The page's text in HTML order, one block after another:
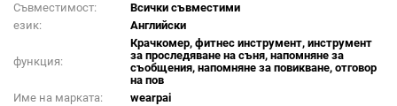
Съвместимост:
Всички съвместими
език:
Английски
функция:
Крачкомер, фитнес инструмент, инструмент
за проследяване на съня, напомняне за
съобщения, напомняне за повикване, отговор
на пов
Име на марката:
wearpai